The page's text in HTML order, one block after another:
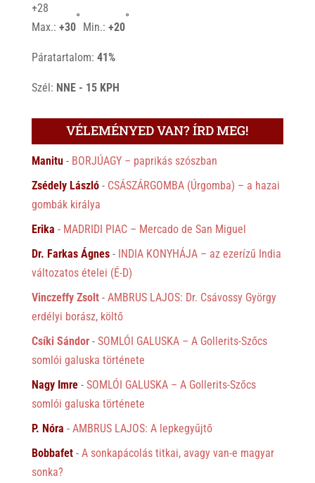
+28
Max.: +30
°
Min.: +20
°
Páratartalom: 41%
Szél: NNE - 15 KPH
VÉLEMÉNYED VAN? ÍRD MEG!
Manitu- BORJÚAGY – paprikás szószban
Zsédely László- CSÁSZÁRGOMBA (Úrgomba) – a hazai
gombák királya
Erika - MADRIDI PIAC – Mercado de San Miguel
Dr. Farkas Ágnes- INDIA KONYHÁJA – az ezerízű India
változatos ételei (É-D)
Vinczeffy Zsolt- AMBRUS LAJOS: Dr. Csávossy György
erdélyi borász, költő
Csíki Sándor- SOMLÓI GALUSKA – A Gollerits-Szőcs
somlói galuska története
Nagy Imre- SOMLÓI GALUSKA – A Gollerits-Szőcs
somlói galuska története
P. Nóra - AMBRUS LAJOS: A lepkegyűjtő
Bobbafet- A sonkapácolás titkai, avagy van-e magyar
sonka?